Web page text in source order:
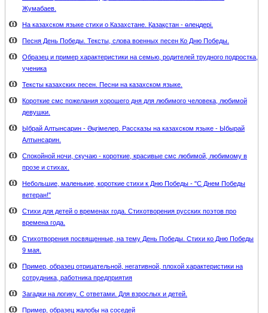
Жумабаев.
На казахском языке стихи о Казахстане. Қазақстан - өлеңдері.
Песня День Победы. Тексты, слова военных песен Ко Дню Победы.
Образец и пример характеристики на семью, родителей трудного подростка,
ученика
Тексты казахских песен. Песни на казахском языке.
Короткие смс пожелания хорошего дня для любимого человека, любимой
девушки.
Ыбрай Алтынсарин - Әңгімелер. Рассказы на казахском языке - Ыбырай
Алтынсарин.
Спокойной ночи, скучаю - короткие, красивые смс любимой, любимому в
прозе и стихах.
Небольшие, маленькие, короткие стихи к Дню Победы - "С Днем Победы
ветеран!"
Стихи для детей о временах года. Стихотворения русских поэтов про
времена года.
Стихотворения посвященные, на тему День Победы. Стихи ко Дню Победы
9 мая.
Пример, образец отрицательной, негативной, плохой характеристики на
сотрудника, работника предприятия
Загадки на логику. С ответами. Для взрослых и детей.
Пример, образец жалобы на соседей